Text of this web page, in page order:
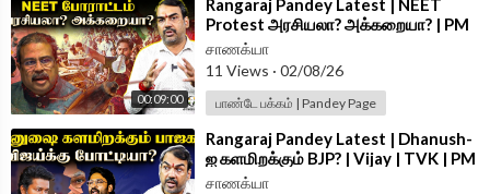
00:09:00
⁣Rangaraj Pandey Latest | NEET
Protest அரசியலா? அக்கறையா? | PM
Modi | Dharmendra | CJP |
#AskPandey
சாணக்யா
11 Views · 02/08/26
பாண்டே பக்கம் | Pandey Page
⁣Rangaraj Pandey Latest | Dhanush-
ஐ களமிறக்கும் BJP? | Vijay | TVK | PM
Modi | DMK | ADMK |#AskPandey
சாணக்யா